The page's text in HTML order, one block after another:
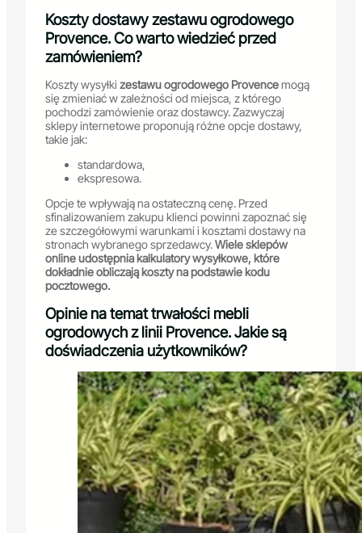
Koszty dostawy zestawu ogrodowego
Provence. Co warto wiedzieć przed
zamówieniem?
Koszty wysyłki zestawu ogrodowego Provencemogą
się zmieniać w zależności od miejsca, z którego
pochodzi zamówienie oraz dostawcy. Zazwyczaj
sklepy internetowe proponują różne opcje dostawy,
takie jak:
standardowa,
ekspresowa.
Opcje te wpływają na ostateczną cenę. Przed
sfinalizowaniem zakupu klienci powinni zapoznać się
ze szczegółowymi warunkami i kosztami dostawy na
stronach wybranego sprzedawcy.Wiele sklepów
online udostępnia kalkulatory wysyłkowe, które
dokładnie obliczają koszty na podstawie kodu
pocztowego.
Opinie na temat trwałości mebli
ogrodowych z linii Provence. Jakie są
doświadczenia użytkowników?